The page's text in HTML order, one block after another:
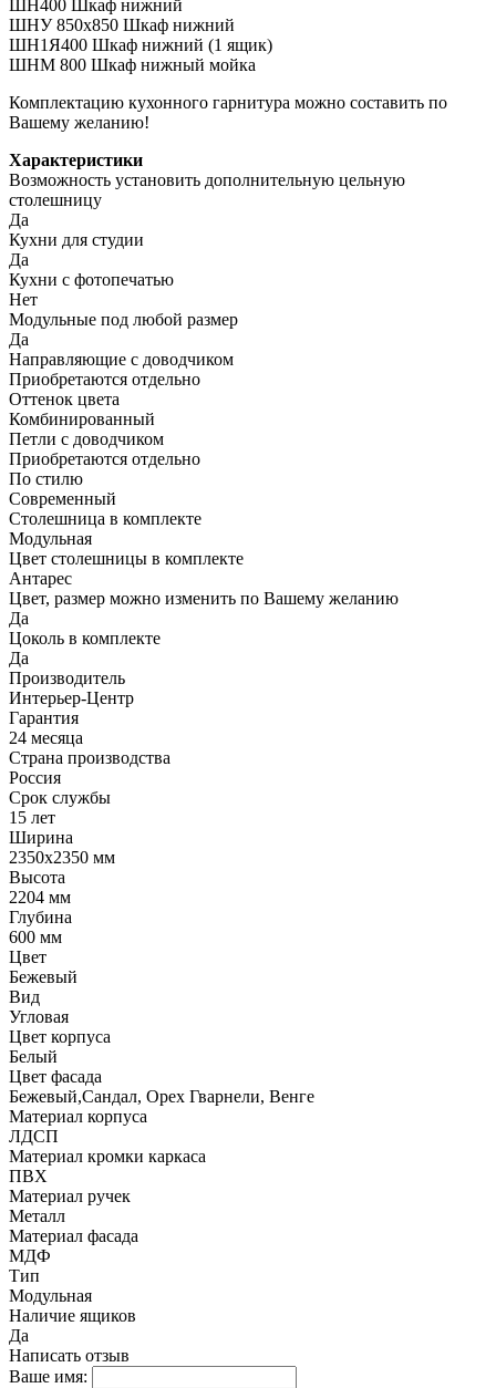
ШН400 Шкаф нижний
ШНУ 850х850 Шкаф нижний
ШН1Я400 Шкаф нижний (1 ящик)
ШНМ 800 Шкаф нижный мойка
Комплектацию кухонного гарнитура можно составить по
Вашему желанию!
Характеристики
Возможность установить дополнительную цельную
столешницу
Да
Кухни для студии
Да
Кухни с фотопечатью
Нет
Модульные под любой размер
Да
Направляющие с доводчиком
Приобретаются отдельно
Оттенок цвета
Комбинированный
Петли с доводчиком
Приобретаются отдельно
По стилю
Современный
Столешница в комплекте
Модульная
Цвет столешницы в комплекте
Антарес
Цвет, размер можно изменить по Вашему желанию
Да
Цоколь в комплекте
Да
Производитель
Интерьер-Центр
Гарантия
24 месяца
Страна производства
Россия
Срок службы
15 лет
Ширина
2350х2350 мм
Высота
2204 мм
Глубина
600 мм
Цвет
Бежевый
Вид
Угловая
Цвет корпуса
Белый
Цвет фасада
Бежевый,Сандал, Орех Гварнели, Венге
Материал корпуса
ЛДСП
Материал кромки каркаса
ПВХ
Материал ручек
Металл
Материал фасада
МДФ
Тип
Модульная
Наличие ящиков
Да
Написать отзыв
Ваше имя: